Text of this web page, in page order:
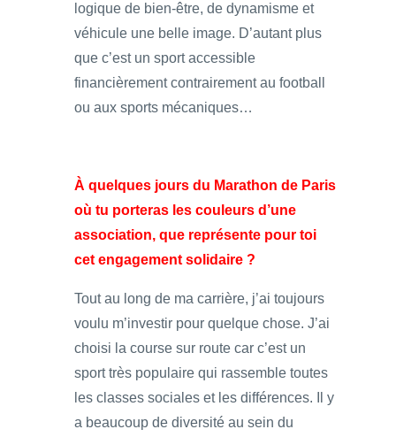
logique de bien-être, de dynamisme et
véhicule une belle image. D’autant plus
que c’est un sport accessible
financièrement contrairement au football
ou aux sports mécaniques…
À quelques jours du Marathon de Paris
où tu porteras les couleurs d’une
association, que représente pour toi
cet engagement solidaire ?
Tout au long de ma carrière, j’ai toujours
voulu m’investir pour quelque chose. J’ai
choisi la course sur route car c’est un
sport très populaire qui rassemble toutes
les classes sociales et les différences. Il y
a beaucoup de diversité au sein du